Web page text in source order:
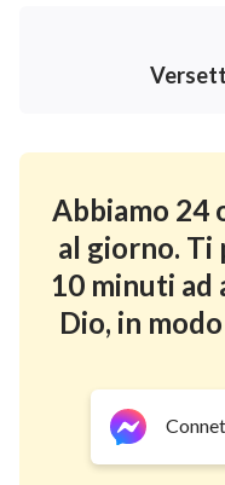
Abbiamo 24
al giorno. Ti
10 minuti ad
Dio, in